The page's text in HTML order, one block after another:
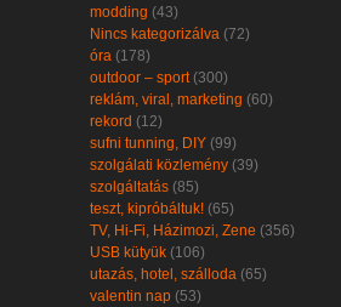
modding (43)
Nincs kategorizálva (72)
óra (178)
outdoor – sport (300)
reklám, viral, marketing (60)
rekord (12)
sufni tunning, DIY (99)
szolgálati közlemény (39)
szolgáltatás (85)
teszt, kipróbáltuk! (65)
TV, Hi-Fi, Házimozi, Zene (356)
USB kütyük (106)
utazás, hotel, szálloda (65)
valentin nap (53)